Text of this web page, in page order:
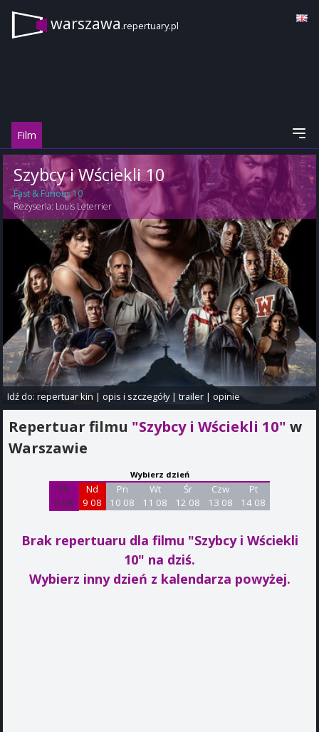
warszawa.repertuary.pl
Film
Szybcy i Wściekli 10
Fast & Furious 10
Reżyseria: Louis Leterrier
Idź do:repertuar kin |opis i szczegóły|trailer |opinie
Repertuar filmu "Szybcy i Wściekli 10" w
Warszawie
Wybierz dzień
Sb
8 08
Nd
9 08
Pn
10 08
Wt
11 08
Śr
12 08
Czw
13 08
Pt
14 08
Brak repertuaru dla filmu "Szybcy i Wściekli
10" na dziś.
Wybierz inny dzień z kalendarza powyżej.